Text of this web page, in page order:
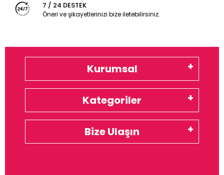
7 / 24 DESTEK
Öneri ve şikayetlerinizi bize iletebilirsiniz.
Kurumsal
Kategoriler
Bize Ulaşın